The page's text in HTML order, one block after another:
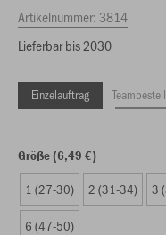
Artikelnummer:3814
Lieferbar bis 2030
Einzelauftrag
Größe (6,49 €)
1 (27-30) 2 (31-34) 3
6 (47-50)